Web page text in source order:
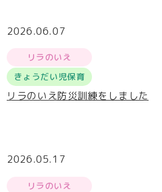
2026.06.07
リラのいえ
きょうだい児保育
リラのいえ防災訓練をしました
2026.05.17
リラのいえ